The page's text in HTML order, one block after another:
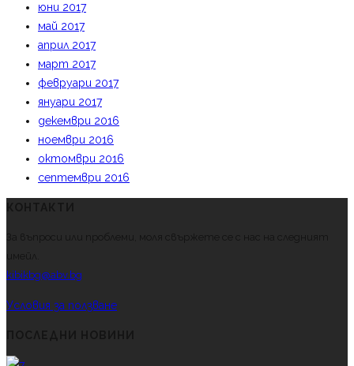
юни 2017
май 2017
април 2017
март 2017
февруари 2017
януари 2017
декември 2016
ноември 2016
октомври 2016
септември 2016
За въпроси или проблеми, моля свържете се с нас на следният
имейл.
kibikbg@abv.bg
Условия за ползване